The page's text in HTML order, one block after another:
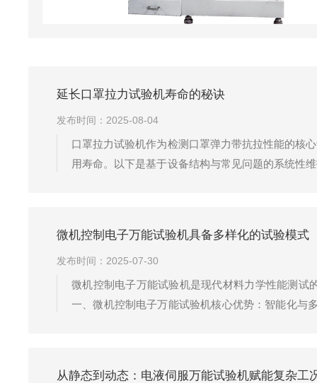
延长口罩拉力试验机寿命的秘诀
发布时间：2025-08-04
口罩拉力试验机作为检测口罩弹力带抗拉性能的核
用寿命。以下是基于设备结构与常见问题的系统性
微机控制电子万能试验机具备多样化的试验模式
发布时间：2025-07-30
微机控制电子万能试验机是现代材料力学性能测试
一、微机控制电子万能试验机核心优势：智能化与
从静态到动态：电液伺服万能试验机赋能复杂工